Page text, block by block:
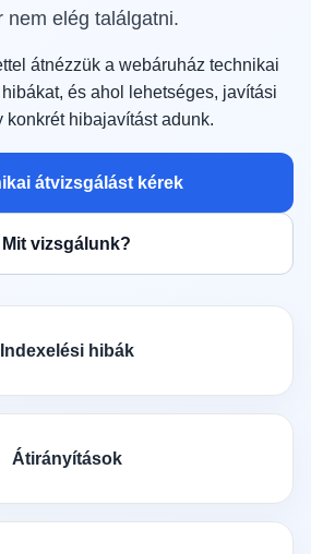
nem elég találgatni.
átnézzük a webáruház technikai
és ahol lehetséges, javítási
konkrét hibajavítást adunk.
átvizsgálást kérek
Mit vizsgálunk?
Indexelési hibák
Átirányítások